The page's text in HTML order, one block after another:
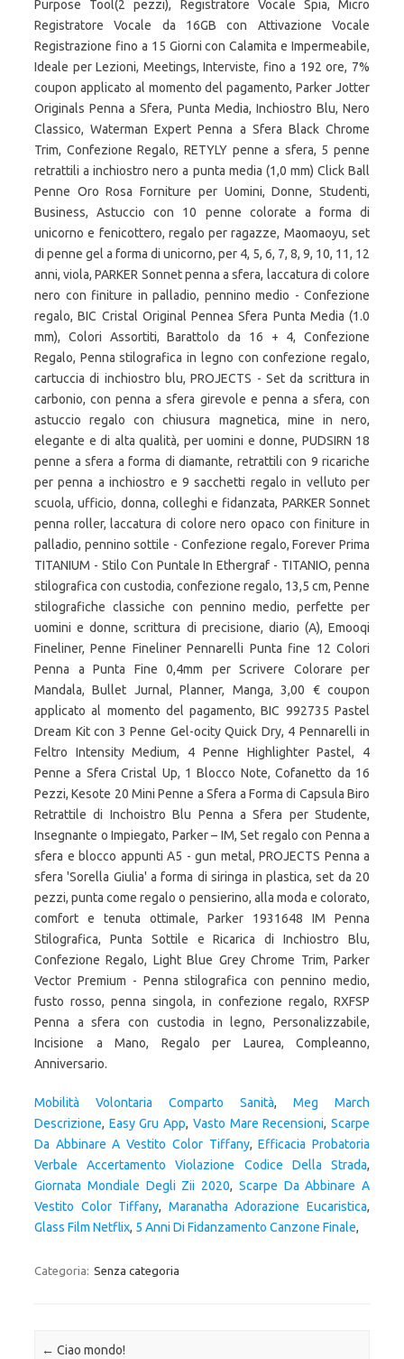
Mobilità Volontaria Comparto Sanità, Meg March
Descrizione, Easy Gru App, Vasto Mare Recensioni,Scarpe
Da Abbinare A Vestito Color Tiffany,Efficacia Probatoria
Verbale Accertamento Violazione Codice Della Strada,
Giornata Mondiale Degli Zii 2020, Scarpe Da Abbinare A
Vestito Color Tiffany, Maranatha Adorazione Eucaristica,
Glass Film Netflix, 5 Anni Di Fidanzamento Canzone Finale,
Categoria: Senza categoria
Navigazione articolo
← Ciao mondo!